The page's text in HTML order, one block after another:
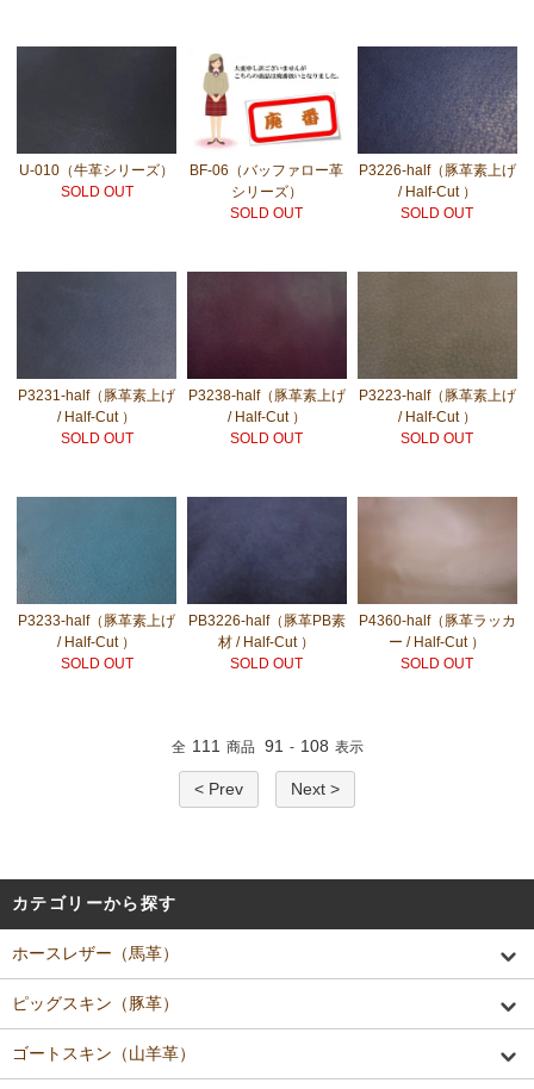
U-010（牛革シリーズ）
SOLD OUT
BF-06（バッファロー革
シリーズ）
SOLD OUT
P3226-half（豚革素上げ
/ Half-Cut ）
SOLD OUT
P3231-half（豚革素上げ
/ Half-Cut ）
SOLD OUT
P3238-half（豚革素上げ
/ Half-Cut ）
SOLD OUT
P3223-half（豚革素上げ
/ Half-Cut ）
SOLD OUT
P3233-half（豚革素上げ
/ Half-Cut ）
SOLD OUT
PB3226-half（豚革PB素
材 / Half-Cut ）
SOLD OUT
P4360-half（豚革ラッカ
ー / Half-Cut ）
SOLD OUT
全 111 商品 91 - 108 表示
< Prev Next >
カテゴリーから探す
ホースレザー（馬革）
ピッグスキン（豚革）
ゴートスキン（山羊革）